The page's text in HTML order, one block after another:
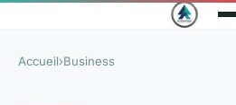
Accueil›Business